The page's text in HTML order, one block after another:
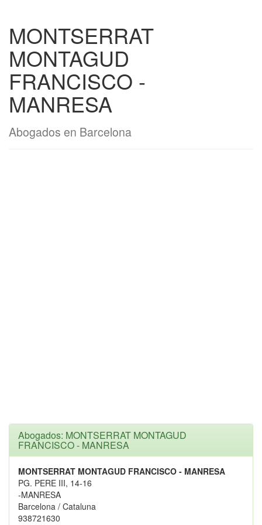
MONTSERRAT
MONTAGUD
FRANCISCO -
MANRESA
Abogados en Barcelona
Abogados: MONTSERRAT MONTAGUD
FRANCISCO - MANRESA
MONTSERRAT MONTAGUD FRANCISCO - MANRESA
PG. PERE III, 14-16
-MANRESA
Barcelona / Cataluna
938721630